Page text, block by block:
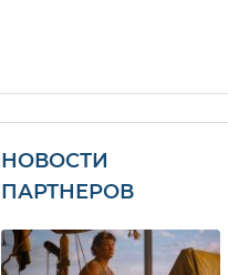
НОВОСТИ
ПАРТНЕРОВ